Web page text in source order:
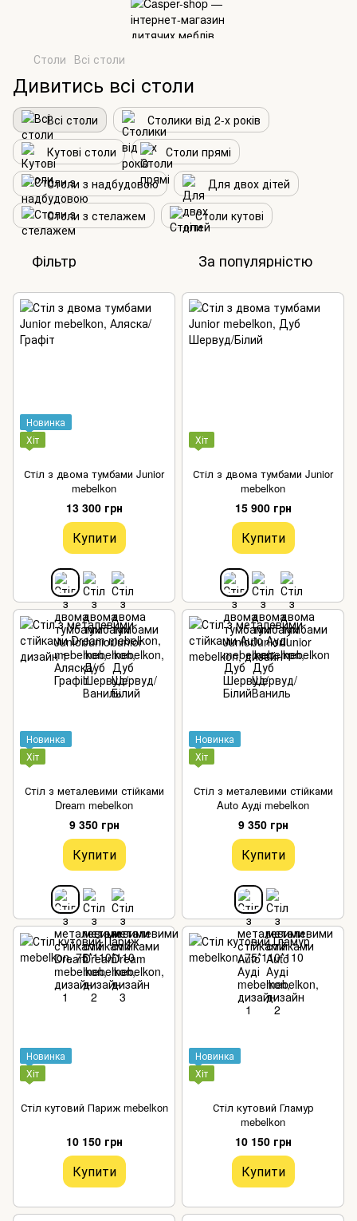
Столи Всі столи
Дивитись всі столи
Всі столи
Столики від 2-х років
Кутові столи
Столи прямі
Столи з надбудовою
Для двох дітей
Столи з стелажем
Столи кутові
Фільтр За популярністю
Новинка
Хіт
Стіл з двома тумбами Junior
mebelkon
13 300 грн
Купити
Хіт
Стіл з двома тумбами Junior
mebelkon
15 900 грн
Купити
Новинка
Хіт
Стіл з металевими стійками
Dream mebelkon
9 350 грн
Купити
Новинка
Хіт
Стіл з металевими стійками
Auto Ауді mebelkon
9 350 грн
Купити
Новинка
Хіт
Стіл кутовий Париж mebelkon
10 150 грн
Купити
Новинка
Хіт
Стіл кутовий Гламур
mebelkon
10 150 грн
Купити